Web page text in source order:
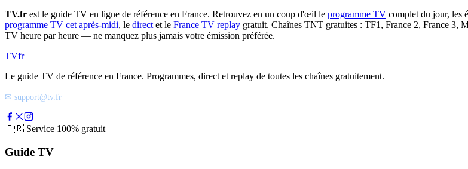
TV.fr est le guide TV en ligne de référence en France. Retrouvez en un coup d'œil le programme TV complet du jour, les
programme TV cet après-midi, le direct et le France TV replay gratuit. Chaînes TNT gratuites : TF1, France 2, France 3,
TV heure par heure — ne manquez plus jamais votre émission préférée.
TVfr
Le guide TV de référence en France. Programmes, direct et replay de toutes les chaînes gratuitement.
✉ support@tv.fr
🇫🇷 Service 100% gratuit
Guide TV